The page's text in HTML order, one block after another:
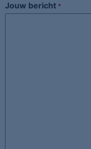
Jouw bericht *